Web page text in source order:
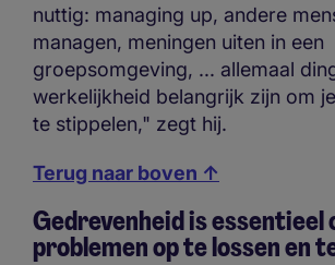
nuttig: managing up, andere
managen, meningen uiten in een
groepsomgeving, ... allemaal
werkelijkheid belangrijk zijn om
te stippelen," zegt hij.
Terug naar boven ↑
Gedrevenheid is essentieel
problemen op te lossen en